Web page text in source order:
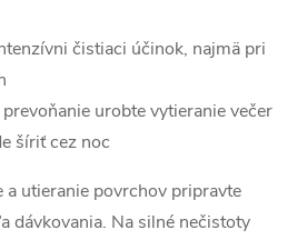
čistiaci účinok, najmä pri
urobte vytieranie večer
šíriť cez noc
a utieranie povrchov pripravte
dávkovania. Na silné nečistoty